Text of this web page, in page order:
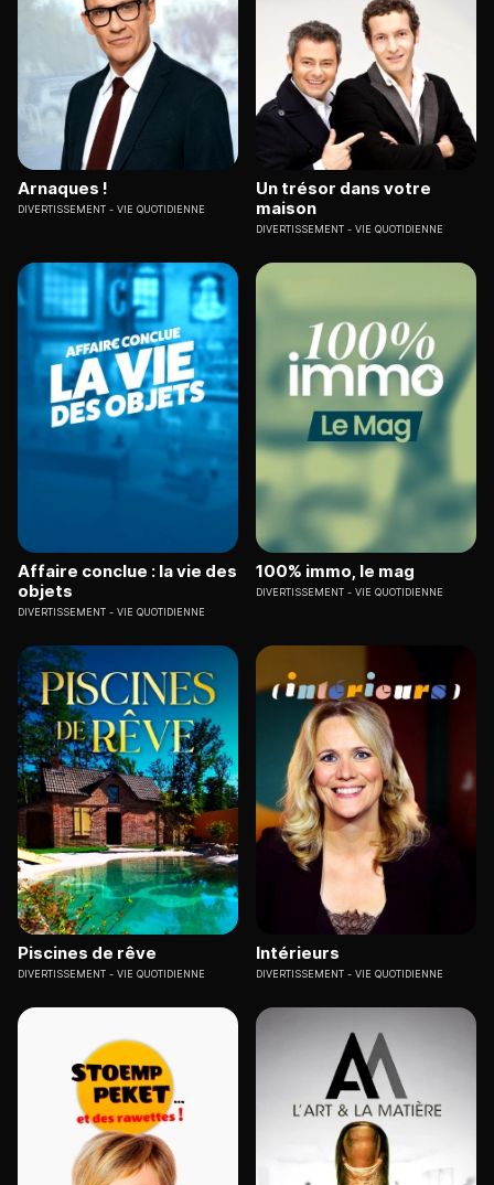
Arnaques !
DIVERTISSEMENT VIE QUOTIDIENNE
Un trésor dans votre
maison
DIVERTISSEMENT VIE QUOTIDIENNE
Affaire conclue : la vie des
objets
DIVERTISSEMENT VIE QUOTIDIENNE
100% immo, le mag
DIVERTISSEMENT VIE QUOTIDIENNE
Piscines de rêve
DIVERTISSEMENT VIE QUOTIDIENNE
Intérieurs
DIVERTISSEMENT VIE QUOTIDIENNE